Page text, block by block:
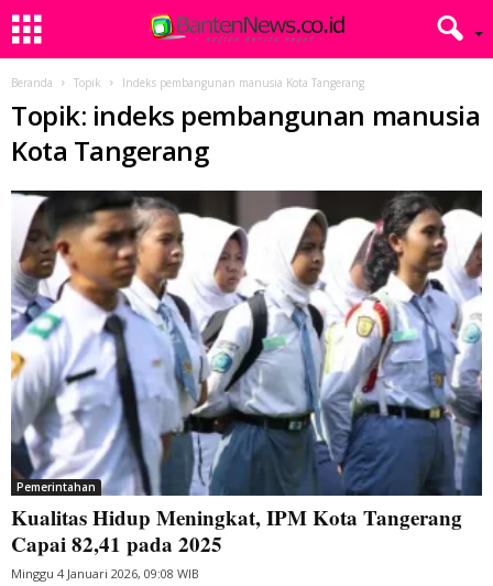
Beranda Topik Indeks pembangunan manusia Kota Tangerang
Topik: indeks pembangunan manusia
Kota Tangerang
Pemerintahan
Kualitas Hidup Meningkat, IPM Kota Tangerang
Capai 82,41 pada 2025
Minggu 4 Januari 2026, 09:08 WIB